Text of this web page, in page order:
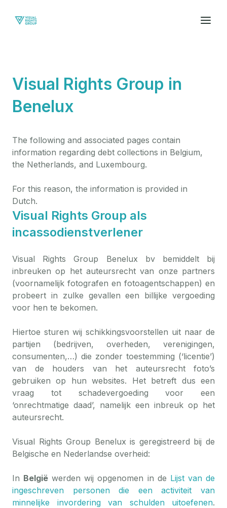
Visual Rights Group in
Benelux
The following and associated pages contain
information regarding debt collections in Belgium,
the Netherlands, and Luxembourg.
For this reason, the information is provided in
Dutch.
Visual Rights Group als
incassodienstverlener
Visual Rights Group Benelux bv bemiddelt bij
inbreuken op het auteursrecht van onze partners
(voornamelijk fotografen en fotoagentschappen) en
probeert in zulke gevallen een billijke vergoeding
voor hen te bekomen.
Hiertoe sturen wij schikkingsvoorstellen uit naar de
partijen (bedrijven, overheden, verenigingen,
consumenten,…) die zonder toestemming (‘licentie’)
van de houders van het auteursrecht foto’s
gebruiken op hun websites. Het betreft dus een
vraag tot schadevergoeding voor een
‘onrechtmatige daad’, namelijk een inbreuk op het
auteursrecht.
Visual Rights Group Benelux is geregistreerd bij de
Belgische en Nederlandse overheid:
In België werden wij opgenomen in de Lijst van de
ingeschreven personen die een activiteit van
minnelijke invordering van schulden uitoefenen.